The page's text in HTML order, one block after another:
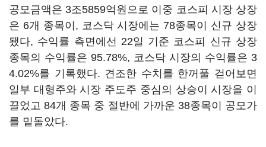
공모금액은 3조5859억원으로 이중 코스피 시장 상장
은 6개 종목이, 코스닥 시장에는 78종목이 신규 상장
됐다, 수익률 측면에선 22일 기준 코스피 신규 상장
종목의 수익률은 95.78%, 코스닥 시장의 수익률은 3
4.02%를 기록했다. 견조한 수치를 한꺼풀 걷어보면
일부 대형주와 시장 주도주 중심의 상승이 시장을 이
끌었고 84개 종목 중 절반에 가까운 38종목이 공모가
를 밑돌았다.